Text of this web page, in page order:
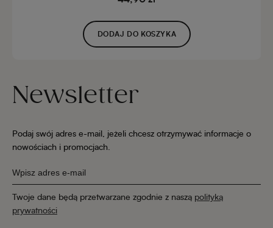
DODAJ DO KOSZYKA
Newsletter
Podaj swój adres e-mail, jeżeli chcesz otrzymywać informacje o
nowościach i promocjach.
Twoje dane będą przetwarzane zgodnie z naszą polityką
prywatności